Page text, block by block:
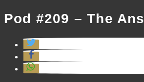
Pod #209 – The